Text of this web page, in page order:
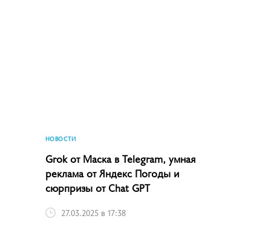
НОВОСТИ
Grok от Маска в Telegram, умная
реклама от Яндекс Погоды и
сюрпризы от Chat GPT
27.03.2025 в 17:38